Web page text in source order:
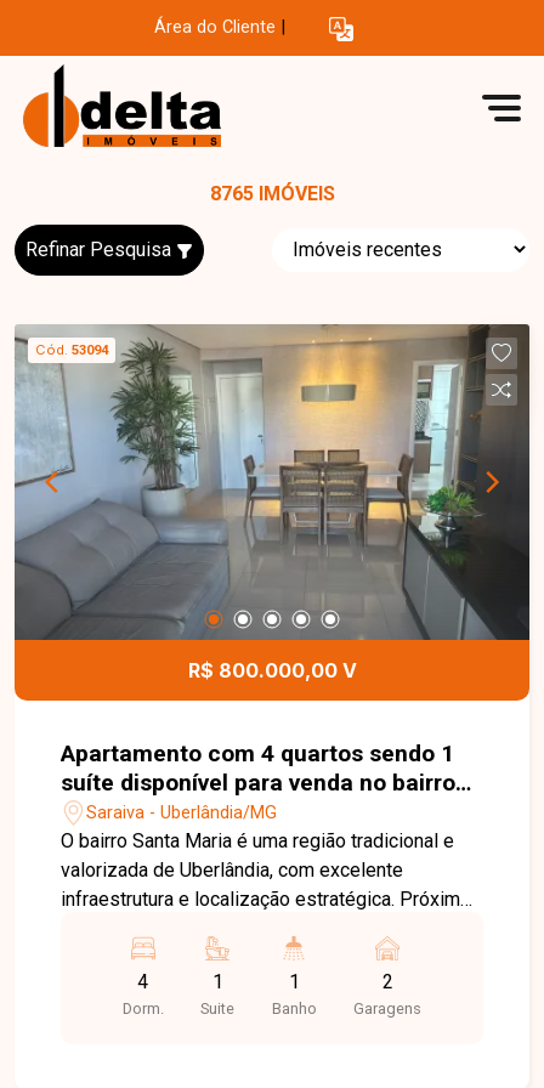
Área do Cliente
8765 IMÓVEIS
Refinar Pesquisa
Cód. 53094
R$ 800.000,00 V
Apartamento com 4 quartos sendo 1
suíte disponível para venda no bairro
Santa Maria em Uberlândia-MG
Saraiva - Uberlândia/MG
O bairro Santa Maria é uma região tradicional e
valorizada de Uberlândia, com excelente
infraestrutura e localização estratégica. Próximo
restaurantes, comércios e diversos serviços,
oferece fácil acesso às principais vias da cidade
e proporciona praticidade e qualidade de vida
4
Dorm.
1
Suite
1
Banho
2
Garagens